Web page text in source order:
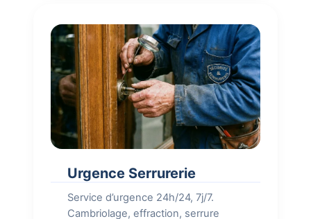
Urgence Serrurerie
Service d’urgence 24h/24, 7j/7.
Cambriolage, effraction, serrure